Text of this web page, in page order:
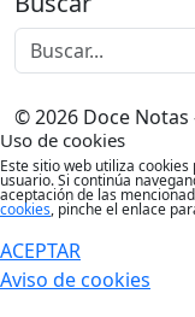
© 2026 Doce
Uso de cookies
Este sitio web utiliza
usuario. Si continúa
aceptación de las
cookies, pinche el enlace
ACEPTAR
Aviso de cookies